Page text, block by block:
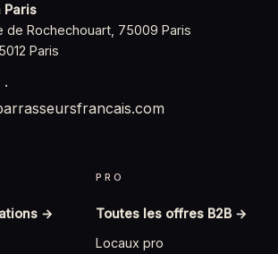
Paris
de Rochechouart, 75009 Paris
Paris
·
→
PRO
Toutes les offres B2B →
Locaux pro